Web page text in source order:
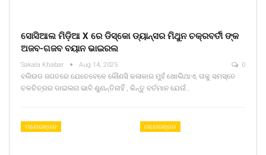
ସୋସିଆଲ ମିଡ଼ିଆ X ରେ ଡିସ୍କୋ ଡ୍ୟାନ୍ସର ମିଥୁନ ଚକ୍ରବର୍ତୀ ଙ୍କ
ଅଜବ-ଗଜବ ବୟାନ ଭାଇରଲ
Sakala Khabar Aug 14, 2025 0
ବଲିଉଡ ଜଗତରେ ଯେତେବେଳେ କୌଣସି କଳାକାର ମୁହଁ ଖୋଲିଥାଏ, ତାକୁ ସମସ୍ତେ
ଚଳଚିତ୍ରର ଡାଇଲଗ ଭାବି ଶୁଣନ୍ତିନାହିଁ , କିନ୍ତୁ ବର୍ତମାନ ଯେଉଁ…
ମନୋରଞ୍ଜନ ମନୋରଞ୍ଜନ